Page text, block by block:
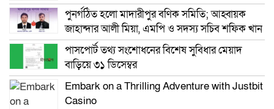
পুনর্গঠিত হলো মাদারীপুর বণিক সমিতি; আহ্বায়ক
জাহান্দার আলী মিয়া, এমপি ও সদস্য সচিব শফিক খান
পাসপোর্ট তথ্য সংশোধনের বিশেষ সুবিধার মেয়াদ
বাড়িয়ে ৩১ ডিসেম্বর
Embark on a Thrilling Adventure with Justbit
Casino